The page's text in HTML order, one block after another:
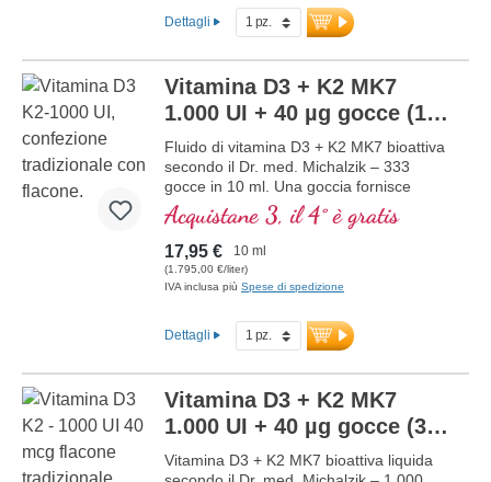
Disciolta in olio di cocco MCT protettivo,
coltivato senza pesticidi, per una migliore
ossa normali, contribuisce alla normale
funzione muscolare e alla normale
funzione del sistema immunitario.
Prodotto in Germania senza ingegneria
genetica, in produzione propria
controllata attiva da 25 anni, vegetariano
senza additivi e testato in laboratorio.
Sviluppato da medici.
maggiori informazioni su Vitamina
D3 + K2
Dettagli
Vitamina D3 + K2 MK7
1.000 UI + 40 µg gocce (10
ml) NUOVO
Fluido di vitamina D3 + K2 MK7 bioattiva
secondo il Dr. med. Michalzik – 333
gocce in 10 ml. Una goccia fornisce
1.000 IE di vitamina D3 e 40 μg di K2
(MK7 all-trans). Massima qualità
premium da pregiata materia prima
speciale vegetariana in combinazione
ottimale con la forma K2 all-trans
di cocco MCT protettivo, coltivato senza
pesticidi, per una migliore biodisponibilità.
contribuisce alla normale funzione
muscolare e alla normale funzione del
sistema immunitario. Prodotto in
Germania senza ingegneria genetica, in
Acquistane 3, il 4° è gratis
17,95 € 10 ml
(1.795,00 €/liter)
IVA inclusa più Spese di spedizione
Dettagli
Vitamina D3 + K2 MK7
1.000 UI + 40 µg gocce (30
ml)NUOVO
Vitamina D3 + K2 MK7 bioattiva liquida